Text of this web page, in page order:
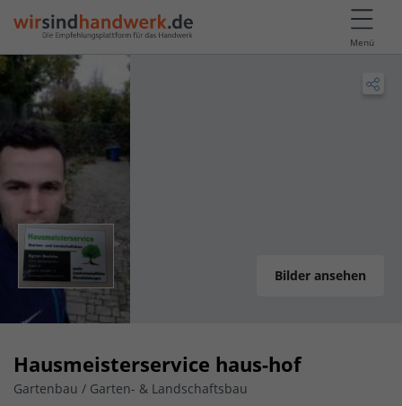
Menü
Bilder ansehen
Hausmeisterservice haus-hof
Gartenbau / Garten- & Landschaftsbau